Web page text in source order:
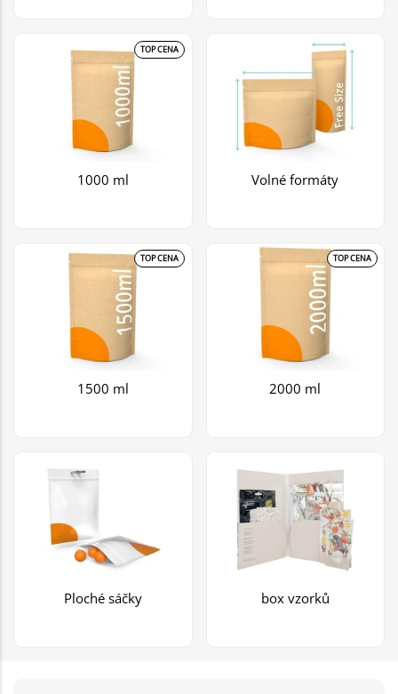
1000 ml
TOP CENA
Volné formáty
1500 ml
TOP CENA
2000 ml
TOP CENA
Ploché sáčky box vzorků